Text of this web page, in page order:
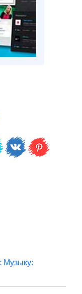
Музыку: